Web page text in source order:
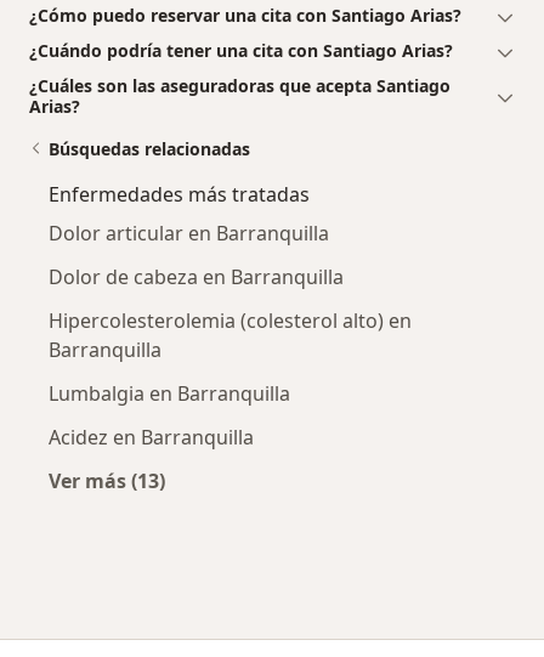
¿Cómo puedo reservar una cita con Santiago Arias?
¿Cuándo podría tener una cita con Santiago Arias?
¿Cuáles son las aseguradoras que acepta Santiago
Arias?
Búsquedas relacionadas
Enfermedades más tratadas
Dolor articular en Barranquilla
Dolor de cabeza en Barranquilla
Hipercolesterolemia (colesterol alto) en
Barranquilla
Lumbalgia en Barranquilla
Acidez en Barranquilla
Ver más (13)